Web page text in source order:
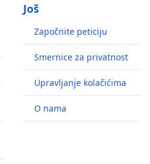
Još
Započnite peticiju
Smernice za privatnost
Upravljanje kolačićima
O nama